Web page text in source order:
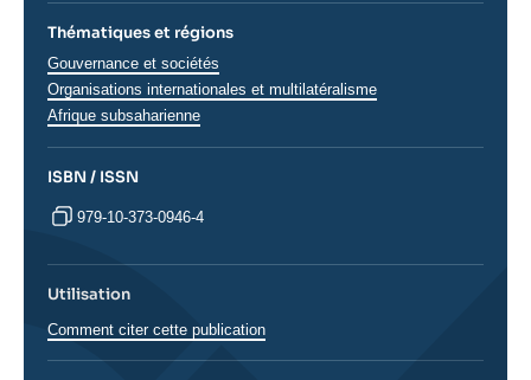
Thématiques et régions
Thématiques
analyses
Gouvernance et sociétés
Organisations internationales et multilatéralisme
Régions
Afrique subsaharienne
ISBN / ISSN
979-10-373-0946-4
Utilisation
Comment citer cette publication